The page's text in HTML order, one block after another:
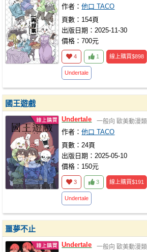
作者：他口 TACO
頁數：154頁
出版日期：2025-11-30
價格：700元
4 1 線上購買$898
Undertale
國王遊戲
Undertale 一般向 歐美動漫類
作者：他口 TACO
頁數：24頁
出版日期：2025-05-10
價格：150元
3 3 線上購買$191
Undertale
噩夢不止
Undertale 一般向 歐美動漫類